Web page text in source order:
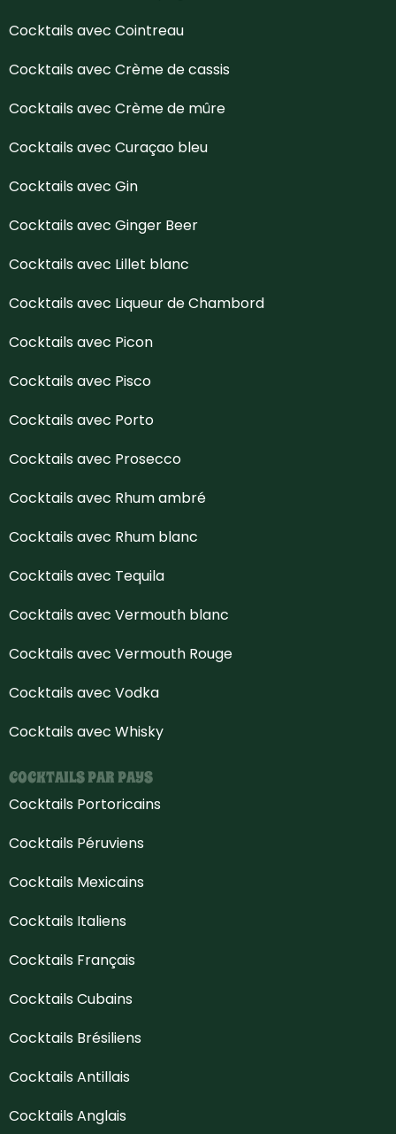
Cocktails avec Cointreau
Cocktails avec Crème de cassis
Cocktails avec Crème de mûre
Cocktails avec Curaçao bleu
Cocktails avec Gin
Cocktails avec Ginger Beer
Cocktails avec Lillet blanc
Cocktails avec Liqueur de Chambord
Cocktails avec Picon
Cocktails avec Pisco
Cocktails avec Porto
Cocktails avec Prosecco
Cocktails avec Rhum ambré
Cocktails avec Rhum blanc
Cocktails avec Tequila
Cocktails avec Vermouth blanc
Cocktails avec Vermouth Rouge
Cocktails avec Vodka
Cocktails avec Whisky
COCKTAILS PAR PAYS
Cocktails Portoricains
Cocktails Péruviens
Cocktails Mexicains
Cocktails Italiens
Cocktails Français
Cocktails Cubains
Cocktails Brésiliens
Cocktails Antillais
Cocktails Anglais